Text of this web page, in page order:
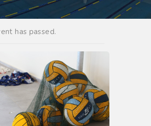
has passed.